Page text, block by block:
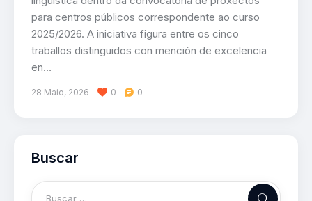
para centros públicos correspondente ao curso
2025/2026. A iniciativa figura entre os cinco
traballos distinguidos con mención de excelencia
en…
28 Maio, 2026 0 0
Buscar